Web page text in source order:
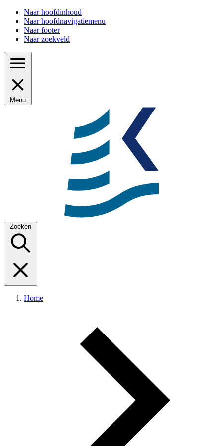
Naar hoofdinhoud
Naar hoofdnavigatiemenu
Naar footer
Naar zoekveld
Menu
Zoeken
Home